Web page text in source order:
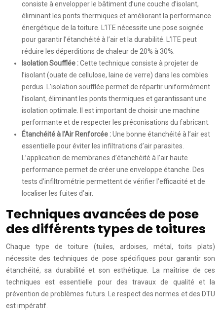
consiste à envelopper le bâtiment d’une couche d’isolant,
éliminant les ponts thermiques et améliorant la performance
énergétique de la toiture. L’ITE nécessite une pose soignée
pour garantir l’étanchéité à l’air et la durabilité. L’ITE peut
réduire les déperditions de chaleur de 20% à 30%.
Isolation Soufflée :Cette technique consiste à projeter de
l’isolant (ouate de cellulose, laine de verre) dans les combles
perdus. L’isolation soufflée permet de répartir uniformément
l’isolant, éliminant les ponts thermiques et garantissant une
isolation optimale. Il est important de choisir une machine
performante et de respecter les préconisations du fabricant.
Étanchéité à l’Air Renforcée :Une bonne étanchéité à l’air est
essentielle pour éviter les infiltrations d’air parasites.
L’application de membranes d’étanchéité à l’air haute
performance permet de créer une enveloppe étanche. Des
tests d’infiltrométrie permettent de vérifier l’efficacité et de
localiser les fuites d’air.
Techniques avancées de pose
des différents types de toitures
Chaque type de toiture (tuiles, ardoises, métal, toits plats)
nécessite des techniques de pose spécifiques pour garantir son
étanchéité, sa durabilité et son esthétique. La maîtrise de ces
techniques est essentielle pour des travaux de qualité et la
prévention de problèmes futurs. Le respect des normes et des DTU
est impératif.